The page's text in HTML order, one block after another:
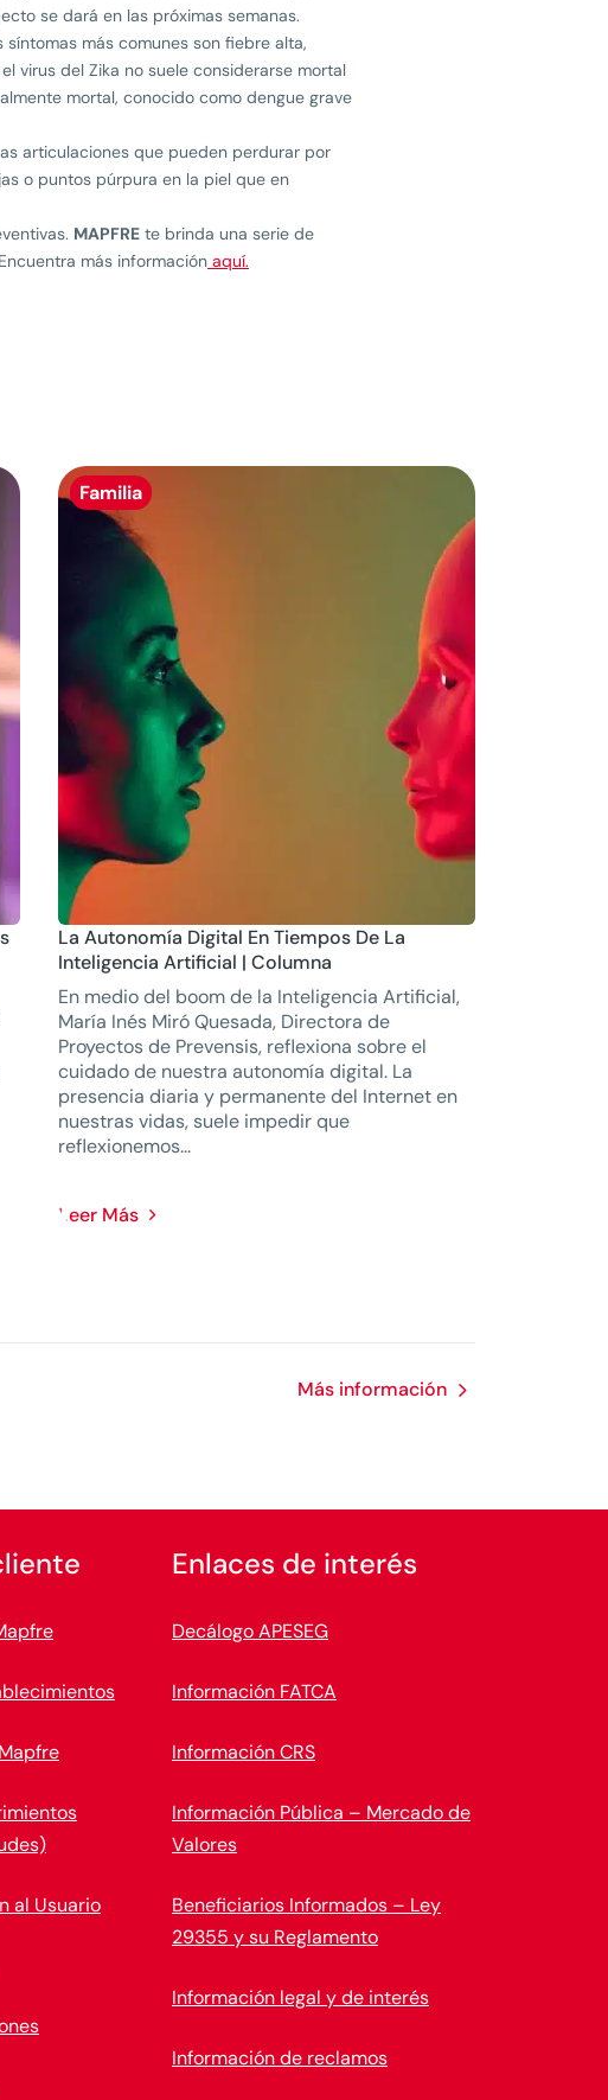
se dará en las próximas semanas.
más comunes son fiebre alta,
virus del Zika no suele considerarse mortal
mortal, conocido como dengue grave
articulaciones que pueden perdurar por
o puntos púrpura en la piel que en
MAPFRE te brinda una serie de
más información aquí.
Familia
La Autonomía Digital En Tiempos De La
Inteligencia Artificial | Columna
En medio del boom de la Inteligencia Artificial,
María Inés Miró Quesada, Directora de
Proyectos de Prevensis, reflexiona sobre el
cuidado de nuestra autonomía digital. La
presencia diaria y permanente del Internet en
nuestras vidas, suele impedir que
reflexionemos...
Leer Más
Más información
al Usuario
Enlaces de interés
Decálogo APESEG
Información FATCA
Información CRS
Información Pública – Mercado de
Valores
Beneficiarios Informados – Ley
29355 y su Reglamento
Información legal y de interés
Información de reclamos